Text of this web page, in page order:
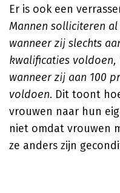
Er is ook een
Mannen solliciteren
wanneer zij slechts
kwalificaties
wanneer zij aan 100
voldoen. Dit toont
vrouwen naar hun
niet omdat vrouwen
ze anders zijn